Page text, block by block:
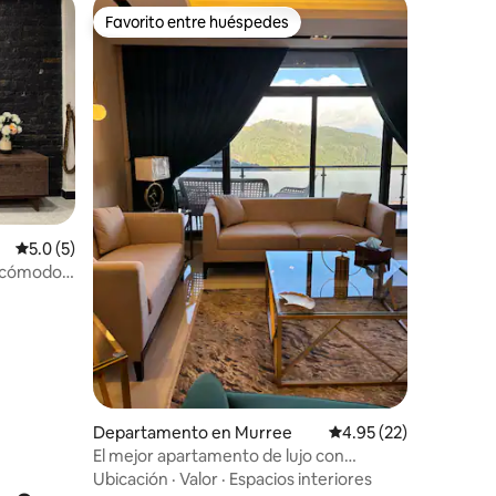
Calificación promedio: 5.0 de 5; 5 evaluaciones
5.0 (5)
y
Favorito entre huéspedes
Favorito entre huéspedes
Departamento en Murree Calificación
4.95 (22)
El mejor apartamento de lujo con
cancelación gratuita
Ubicación · Valor · Espacios interiores